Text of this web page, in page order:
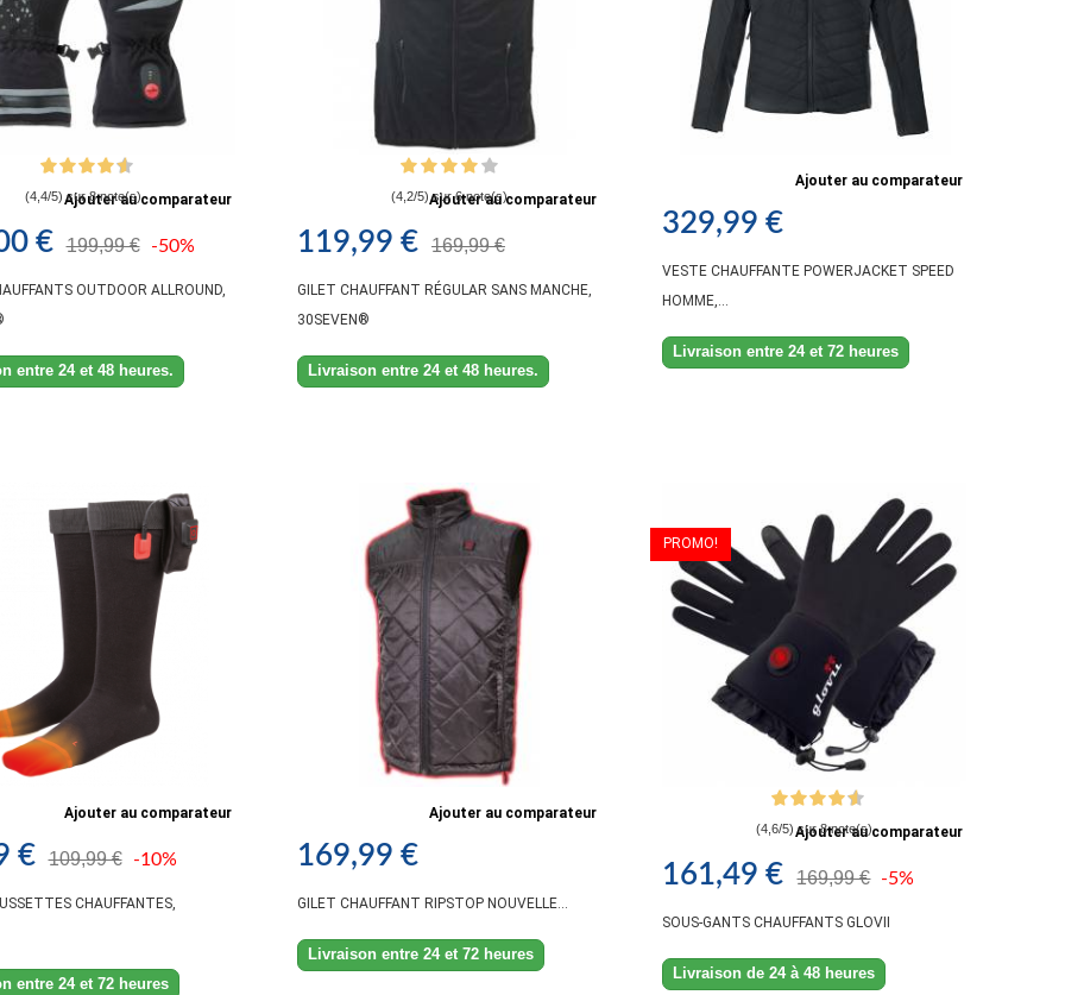
(4,4/5) sur 8 note(s)
Ajouter au comparateur
€ 199,99 € -50%
OUTDOOR ALLROUND,
entre 24 et 48 heures.
(4,2/5) sur 6 note(s)
Ajouter au comparateur
119,99 € 169,99 €
GILET CHAUFFANT RÉGULAR SANS MANCHE,
30SEVEN®
Livraison entre 24 et 48 heures.
Ajouter au comparateur
329,99 €
VESTE CHAUFFANTE POWERJACKET SPEED
HOMME,...
Livraison entre 24 et 72 heures
Ajouter au comparateur
€ 109,99 € -10%
CHAUFFANTES,
entre 24 et 72 heures
Ajouter au comparateur
169,99 €
GILET CHAUFFANT RIPSTOP NOUVELLE...
Livraison entre 24 et 72 heures
PROMO!
(4,6/5) sur 8 note(s)
Ajouter au comparateur
161,49 € 169,99 € -5%
SOUS-GANTS CHAUFFANTS GLOVII
Livraison de 24 à 48 heures